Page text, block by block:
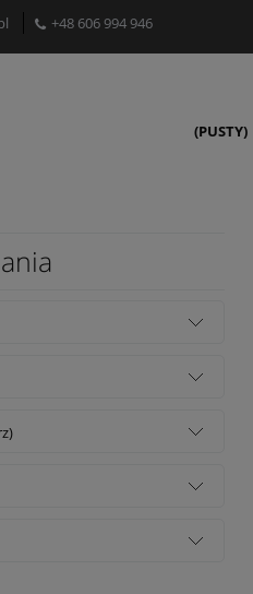
+48 606 994 946
(PUSTY)